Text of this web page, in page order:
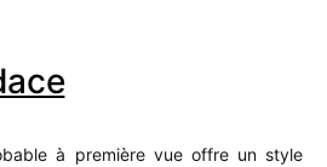
à première vue offre un style